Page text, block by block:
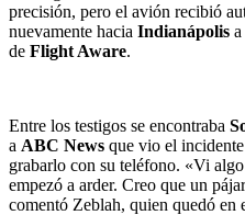
precisión, pero el avión recibió
nuevamente hacia Indianápolis a
de Flight Aware.
Entre los testigos se encontraba
a ABC News que vio el
grabarlo con su teléfono. «Vi
empezó a arder. Creo que un
comentó Zeblah, quien quedó en